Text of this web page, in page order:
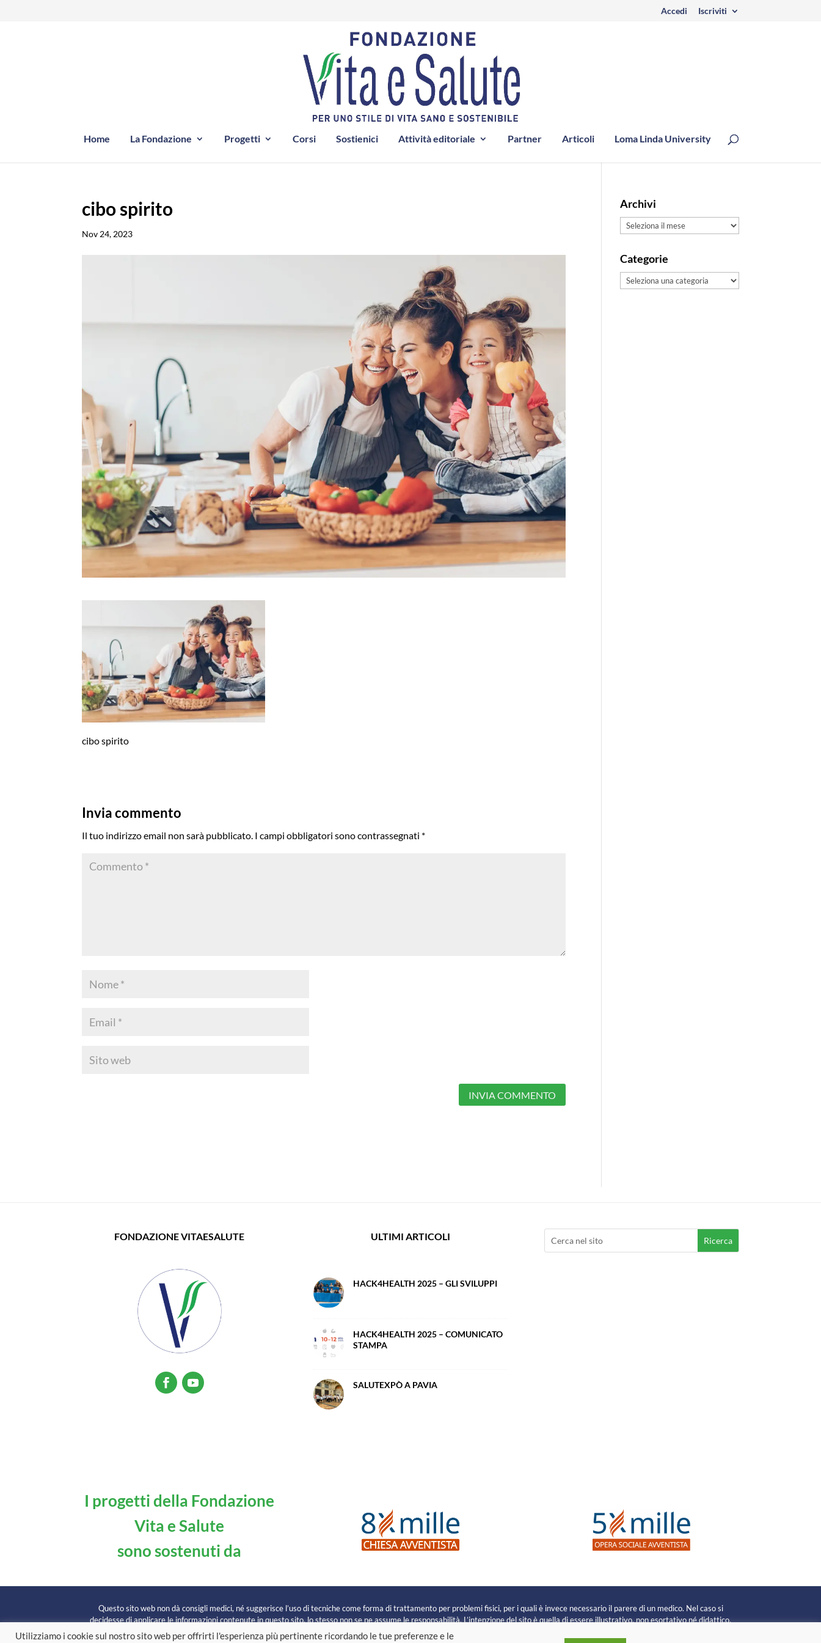
Accedi Iscriviti
Home La Fondazione Progetti Corsi Sostienici Attività editoriale Partner Articoli Loma Linda University
cibo spirito
Nov 24, 2023
cibo spirito
Invia commento
Il tuo indirizzo email non sarà pubblicato. I campi obbligatori sono contrassegnati *
Archivi
Archivi
Categorie
Categorie
FONDAZIONE VITAESALUTE ULTIMI ARTICOLI
HACK4HEALTH 2025 – GLI SVILUPPI
HACK4HEALTH 2025 – COMUNICATO
STAMPA
SALUTEXPÒ A PAVIA
I progetti della Fondazione
Vita e Salute
sono sostenuti da
Questo sito web non dà consigli medici, né suggerisce l’uso di tecniche come forma di trattamento per problemi fisici, per i quali è invece necessario il parere di un medico. Nel caso si
decidesse di applicare le informazioni contenute in questo sito, lo stesso non se ne assume le responsabilità. L’intenzione del sito è quella di essere illustrativo, non esortativo né didattico.
Utilizziamo i cookie sul nostro sito web per offrirti l'esperienza più pertinente ricordando le tue preferenze e le